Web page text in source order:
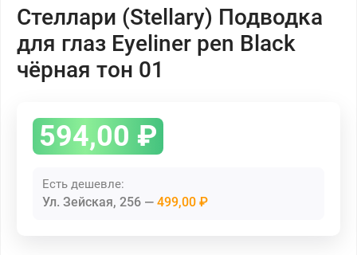
Стеллари (Stellary) Подводка
для глаз Eyeliner pen Black
чёрная тон 01
594,00 ₽
Есть дешевле:
Ул. Зейская, 256 499,00 ₽